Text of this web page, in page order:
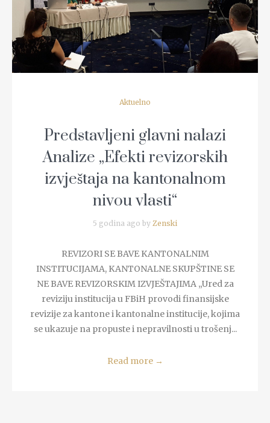
Aktuelno
Predstavljeni glavni nalazi
Analize „Efekti revizorskih
izvještaja na kantonalnom
nivou vlasti“
5 godina ago by Zenski
REVIZORI SE BAVE KANTONALNIM
INSTITUCIJAMA, KANTONALNE SKUPŠTINE SE
NE BAVE REVIZORSKIM IZVJEŠTAJIMA „Ured za
reviziju institucija u FBiH provodi finansijske
revizije za kantone i kantonalne institucije, kojima
se ukazuje na propuste i nepravilnosti u trošenj...
Read more →